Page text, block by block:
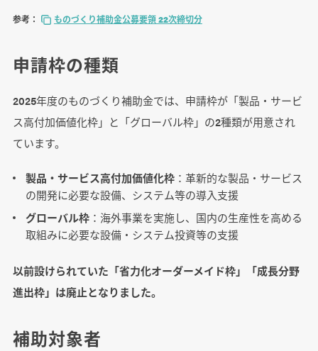
参考： ものづくり補助金公募要領 22次締切分
申請枠の種類
2025年度のものづくり補助金では、申請枠が「製品・サービ
ス高付加価値化枠」と「グローバル枠」の2種類が用意され
ています。
製品・サービス高付加価値化枠：革新的な製品・サービス
の開発に必要な設備、システム等の導入支援
グローバル枠：海外事業を実施し、国内の生産性を高める
取組みに必要な設備・システム投資等の支援
以前設けられていた「省力化オーダーメイド枠」「成長分野
進出枠」は廃止となりました。
補助対象者